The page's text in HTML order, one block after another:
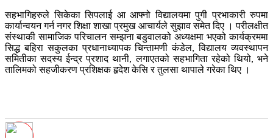
सहभागिहरुले सिकेका सिपलाई आ आफ्नो विद्यालयमा पुगी प्रभाकारी रुपमा
कार्यान्वयन गर्न नगर शिक्षा शाखा प्रमुख आचार्यले सुझाव समेत दिए । परीलक्षीत
संस्थाकी सामाजिक परिचालन सम्झना बडुवालको अध्यक्षमा भएको कार्यक्रममा
सिद्ध बहिरा सकुलका प्रधानाध्यापक चिन्तामणी कंडेल, विद्यालय व्यवस्थापन
समितीका सदस्य ईन्द्र प्रशाद थानी, लगाएतको सहभागिता रहेको थियो, भने
तालिमको सहजीकरण प्रशिक्षक हृदेश केसि र तुलसा थापाले गरेका थिए ।